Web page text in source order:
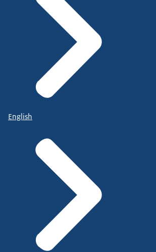
English